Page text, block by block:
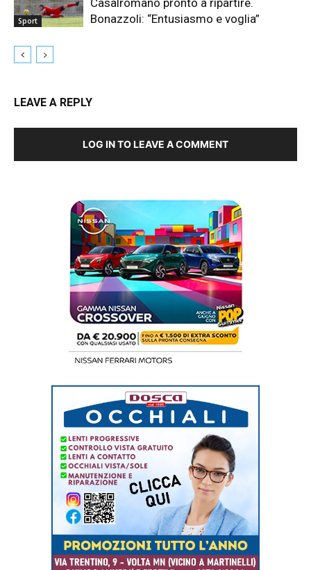
Sport
Bonazzoli: “Entusiasmo e voglia”
LEAVE A REPLY
LOG IN TO LEAVE A COMMENT